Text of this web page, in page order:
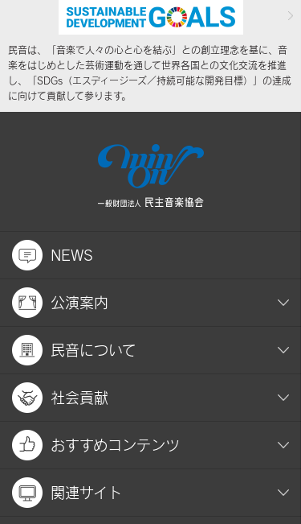
民音は、「音楽で人々の心と心を結ぶ」との創立理念を基に、音
楽をはじめとした芸術運動を通して世界各国との文化交流を推進
し、「SDGs（エスディージーズ／持続可能な開発目標）」の達成
に向けて貢献して参ります。
NEWS
公演案内
民音について
社会貢献
おすすめコンテンツ
関連サイト